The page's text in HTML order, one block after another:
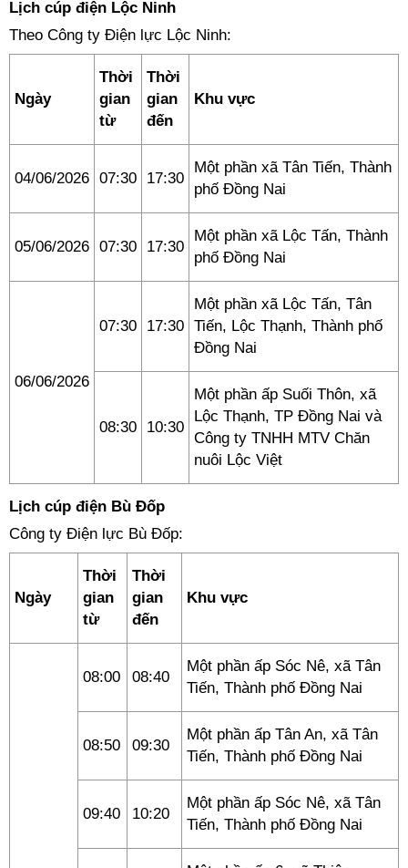
Lịch cúp điện Lộc Ninh
Theo Công ty Điện lực Lộc Ninh:
Ngày
Thời
gian
từ
Thời
gian
đến
Khu vực
04/06/2026 07:30 17:30
Một phần xã Tân Tiến, Thành
phố Đồng Nai
05/06/2026 07:30 17:30
Một phần xã Lộc Tấn, Thành
phố Đồng Nai
06/06/2026
07:30 17:30
Một phần xã Lộc Tấn, Tân
Tiến, Lộc Thạnh, Thành phố
Đồng Nai
08:30 10:30
Một phần ấp Suối Thôn, xã
Lộc Thạnh, TP Đồng Nai và
Công ty TNHH MTV Chăn
nuôi Lộc Việt
Lịch cúp điện Bù Đốp
Công ty Điện lực Bù Đốp:
Ngày
Thời
gian
từ
Thời
gian
đến
Khu vực
08:00 08:40
Một phần ấp Sóc Nê, xã Tân
Tiến, Thành phố Đồng Nai
08:50 09:30
Một phần ấp Tân An, xã Tân
Tiến, Thành phố Đồng Nai
09:40 10:20
Một phần ấp Sóc Nê, xã Tân
Tiến, Thành phố Đồng Nai